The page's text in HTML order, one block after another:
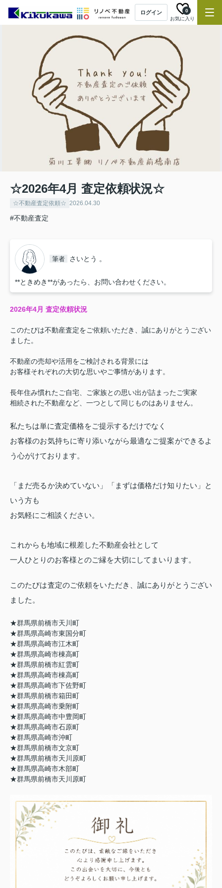
ログイン
お気に入り
0
☆2026年4月 査定依頼状況☆
☆不動産査定依頼☆ 2026.04.30
#不動産査定
筆者 さいとう 。
**ときめき**があったら、お問い合わせください。
2026年4月 査定依頼状況
このたびは不動産査定をご依頼いただき、誠にありがとうござい
ました。
不動産の売却や活用をご検討される背景には
お客様それぞれの大切な思いやご事情があります。
長年住み慣れたご自宅、ご家族との思い出が詰まったご実家
相続された不動産など、一つとして同じものはありません。
私たちは単に査定価格をご提示するだけでなく
お客様のお気持ちに寄り添いながら最適なご提案ができるよ
う心がけております。
「まだ売るか決めていない」「まずは価格だけ知りたい」と
いう方も
お気軽にご相談ください。
これからも地域に根差した不動産会社として
一人ひとりのお客様とのご縁を大切にしてまいります。
このたびは査定のご依頼をいただき、誠にありがとうござい
ました。
★群馬県前橋市天川町
★群馬県高崎市東国分町
★群馬県高崎市江木町
★群馬県高崎市棟高町
★群馬県前橋市紅雲町
★群馬県高崎市棟高町
★群馬県高崎市下佐野町
★群馬県前橋市箱田町
★群馬県高崎市乗附町
★群馬県高崎市中豊岡町
★群馬県高崎市石原町
★群馬県高崎市沖町
★群馬県前橋市文京町
★群馬県前橋市天川原町
★群馬県高崎市木部町
★群馬県前橋市天川原町